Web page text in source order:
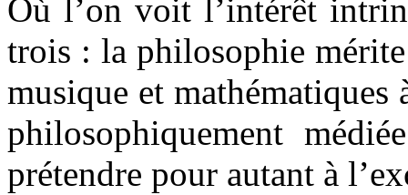
Où l’on voit l’intérêt
trois : la philosophie mérite
musique et mathématiques
philosophiquement
prétendre pour autant à